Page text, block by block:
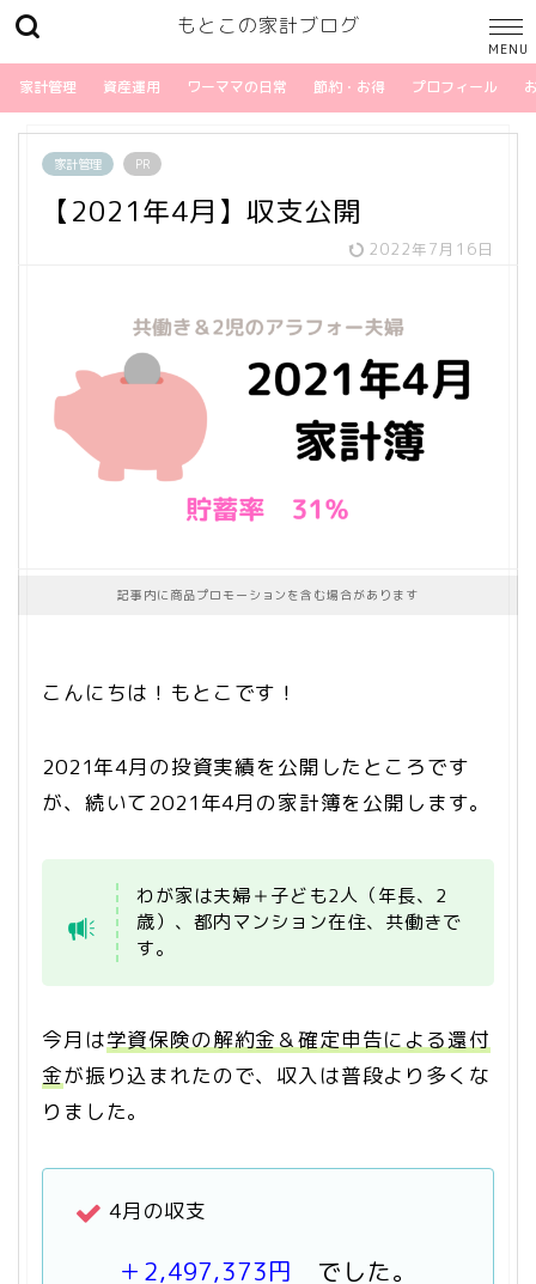
もとこの家計ブログ
家計管理 資産運用 ワーママの日常 節約・お得 プロフィール
家計管理 PR
【2021年4月】収支公開
2022年7月16日
記事内に商品プロモーションを含む場合があります
こんにちは！もとこです！
2021年4月の投資実績を公開したところです
が、続いて2021年4月の家計簿を公開します。
わが家は夫婦＋子ども2人（年長、2
歳）、都内マンション在住、共働きで
す。
今月は学資保険の解約金＆確定申告による還付
金が振り込まれたので、収入は普段より多くな
りました。
4月の収支
＋2,497,373円 でした。